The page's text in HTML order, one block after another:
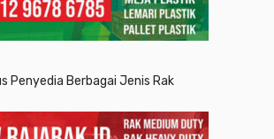
Penyedia Berbagai Jenis Rak